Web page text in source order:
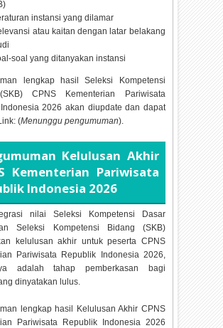
instansi yang dilamar
atau kaitan dengan latar belakang
soal yang ditanyakan instansi
lengkap hasil Seleksi Kompetensi
CPNS Kementerian Pariwisata
2026 akan diupdate dan dapat
(Menunggu pengumuman).
Kelulusan Akhir
Kementerian Pariwisata
Indonesia 2026
nilai Seleksi Kompetensi Dasar
Seleksi Kompetensi Bidang (SKB)
kelulusan akhir untuk peserta CPNS
Pariwisata Republik Indonesia 2026,
adalah tahap pemberkasan bagi
dinyatakan lulus.
lengkap hasil Kelulusan Akhir CPNS
Pariwisata Republik Indonesia 2026